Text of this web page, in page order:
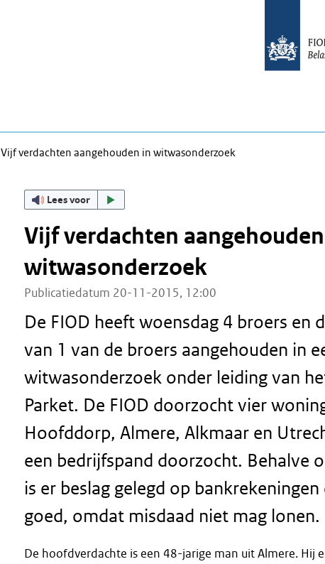
Vijf verdachten aangehouden in witwasonderzoek
Lees voor
Vijf verdachten
witwasonderzoek
Publicatiedatum 20-11-2015, 12:00
De FIOD heeft woensdag 4 broers en
van 1 van de broers aangehouden in
witwasonderzoek onder leiding van
Parket. De FIOD doorzocht vier
Hoofddorp, Almere, Alkmaar en
een bedrijfspand doorzocht. Behalve
is er beslag gelegd op
goed, omdat misdaad niet mag lonen.
De hoofdverdachte is een 48-jarige man uit Almere. Hij